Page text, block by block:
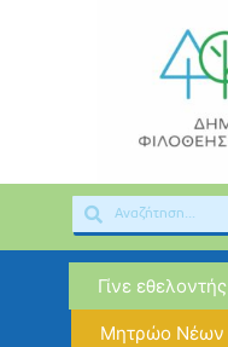
Γίνε εθελοντής
Μητρώο Νέων